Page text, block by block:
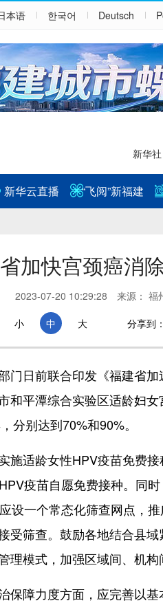
本语 한국어 Deutsch
新华社
新华云直播 “飞阅”新福建
加快宫颈癌消
2023-07-20 10:29:28 来源： 福
小 中 大 分享到：
日前联合印发《福建省加
和平潭综合实验区适龄妇
分别达到70%和90%。
适龄女性HPV疫苗免费接
疫苗自愿免费接种。同
设一个常态化筛查网点，
筛查。鼓励各地结合县域
模式，加强区域间、机构
障力度方面，应完善以基